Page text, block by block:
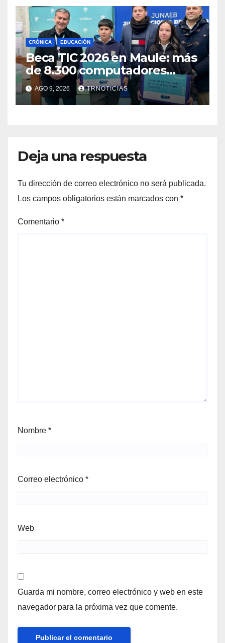
CRÓNICA EDUCACIÓN
Beca TIC 2026 en Maule: más
de 8.300 computadores
están siendo entregados en
la región
AGO 9, 2026 TRNOTICIAS
Deja una respuesta
Tu dirección de correo electrónico no será publicada.
Los campos obligatorios están marcados con *
Comentario *
Nombre *
Correo electrónico *
Web
Guarda mi nombre, correo electrónico y web en este
navegador para la próxima vez que comente.